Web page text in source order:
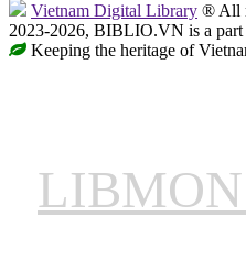
Vietnam Digital Library ® All
2023-2026, BIBLIO.VN is a
Keeping the heritage of